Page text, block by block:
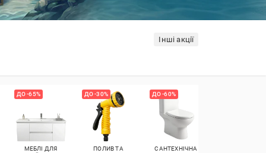
Інші акції
ДО -65%
МЕБЛІ ДЛЯ
ДО -30%
ПОЛИВ ТА
ДО -60%
САНТЕХНІЧНА